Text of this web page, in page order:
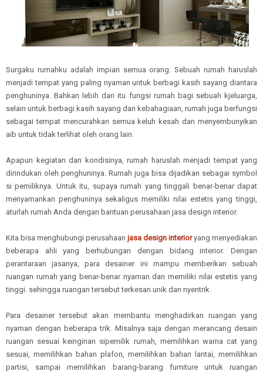
Surgaku rumahku adalah impian semua orang. Sebuah rumah haruslah
menjadi tempat yang paling nyaman untuk berbagi kasih sayang diantara
penghuninya. Bahkan lebih dari itu fungsi rumah bagi sebuah kjeluarga,
selain untuk berbagi kasih sayang dan kebahagiaan, rumah juga berfungsi
sebagai tempat mencurahkan semua keluh kesah dan menyembunyikan
aib untuk tidak terlihat oleh orang lain.
Apapun kegiatan dan kondisinya, rumah haruslah menjadi tempat yang
dirindukan oleh penghuninya. Rumah juga bisa dijadikan sebagai symbol
si pemiliknya. Untuk itu, supaya rumah yang tinggali benar-benar dapat
menyamankan penghuninya sekaligus memiliki nilai estetis yang tinggi,
aturlah rumah Anda dengan bantuan perusahaan jasa design interior.
Kita bisa menghubungi perusahaan jasa design interioryang menyediakan
beberapa ahli yang berhubungan dengan bidang interior. Dengan
perantaraan jasanya, para desainer ini mampu memberikan sebuah
ruangan rumah yang benar-benar nyaman dan memiliki nilai estetis yang
tinggi. sehingga ruangan tersebut terkesan unik dan nyentrik.
Para desainer tersebut akan membantu menghadirkan ruangan yang
nyaman dengan beberapa trik. Misalnya saja dengan merancang desain
ruangan sesuai keinginan sipemilik rumah, memilihkan warna cat yang
sesuai, memilihkan bahan plafon, memilihkan bahan lantai, memilihkan
partisi, sampai memilihkan barang-barang furniture untuk ruangan